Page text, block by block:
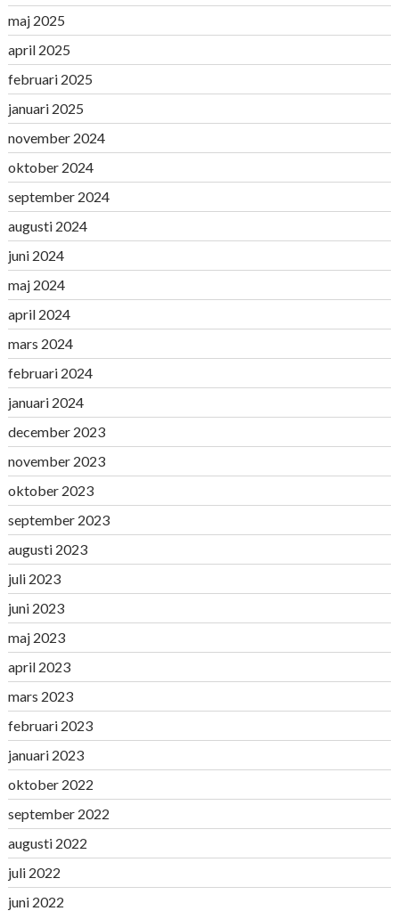
maj 2025
april 2025
februari 2025
januari 2025
november 2024
oktober 2024
september 2024
augusti 2024
juni 2024
maj 2024
april 2024
mars 2024
februari 2024
januari 2024
december 2023
november 2023
oktober 2023
september 2023
augusti 2023
juli 2023
juni 2023
maj 2023
april 2023
mars 2023
februari 2023
januari 2023
oktober 2022
september 2022
augusti 2022
juli 2022
juni 2022